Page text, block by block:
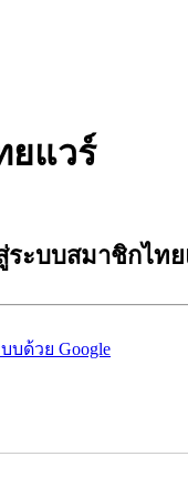
ยแวร์
ระบบสมาชิกไท
บด้วย Google